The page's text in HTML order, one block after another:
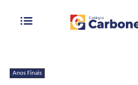
Anos Finais